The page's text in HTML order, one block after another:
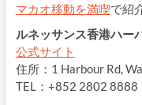
マカオ移動を満喫で紹
ルネッサンス香港ハー
公式サイト
住所：1 Harbour Rd,
TEL：+852 2802 8888